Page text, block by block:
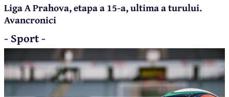
Liga A Prahova, etapa a 15-a, ultima a turului.
Avancronici
- Sport -